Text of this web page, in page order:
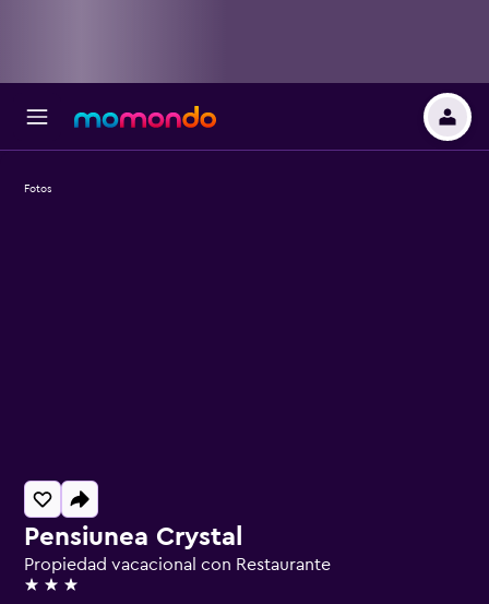
Pensiunea Crystal
Propiedad vacacional con Restaurante
3 estrellas
Fotos